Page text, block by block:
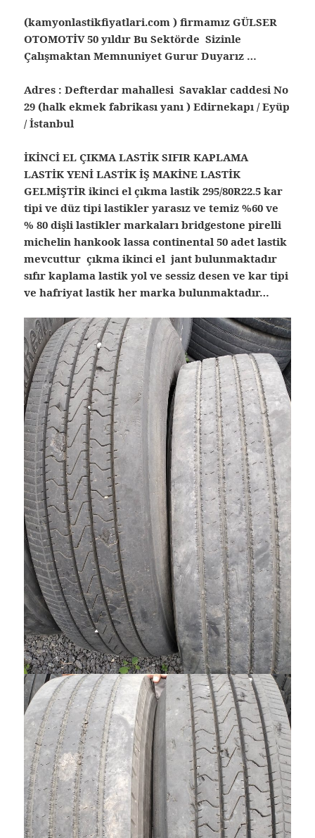
(kamyonlastikfiyatlari.com ) firmamız GÜLSER
OTOMOTİV 50 yıldır Bu Sektörde Sizinle
Çalışmaktan Memnuniyet Gurur Duyarız …
Adres : Defterdar mahallesi Savaklar caddesi No
29 (halk ekmek fabrikası yanı ) Edirnekapı / Eyüp
/ İstanbul
İKİNCİ EL ÇIKMA LASTİK SIFIR KAPLAMA
LASTİK YENİ LASTİK İŞ MAKİNE LASTİK
GELMİŞTİR ikinci el çıkma lastik 295/80R22.5 kar
tipi ve düz tipi lastikler yarasız ve temiz %60 ve
% 80 dişli lastikler markaları bridgestone pirelli
michelin hankook lassa continental 50 adet lastik
mevcuttur çıkma ikinci el jant bulunmaktadır
sıfır kaplama lastik yol ve sessiz desen ve kar tipi
ve hafriyat lastik her marka bulunmaktadır…